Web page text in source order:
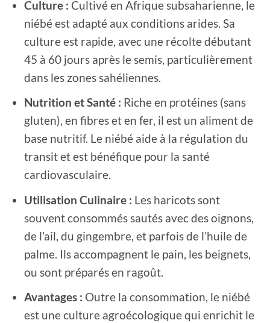
Culture : Cultivé en Afrique subsaharienne, le
niébé est adapté aux conditions arides. Sa
culture est rapide, avec une récolte débutant
45 à 60 jours après le semis, particulièrement
dans les zones sahéliennes.
Nutrition et Santé : Riche en protéines (sans
gluten), en fibres et en fer, il est un aliment de
base nutritif. Le niébé aide à la régulation du
transit et est bénéfique pour la santé
cardiovasculaire.
Utilisation Culinaire : Les haricots sont
souvent consommés sautés avec des oignons,
de l’ail, du gingembre, et parfois de l’huile de
palme. Ils accompagnent le pain, les beignets,
ou sont préparés en ragoût.
Avantages : Outre la consommation, le niébé
est une culture agroécologique qui enrichit le